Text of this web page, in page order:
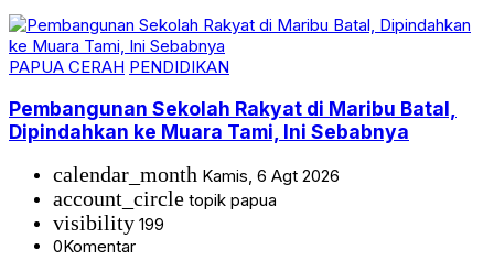
PAPUA CERAH PENDIDIKAN
Pembangunan Sekolah Rakyat di Maribu Batal,
Dipindahkan ke Muara Tami, Ini Sebabnya
calendar_month Kamis, 6 Agt 2026
account_circle topik papua
visibility 199
0Komentar